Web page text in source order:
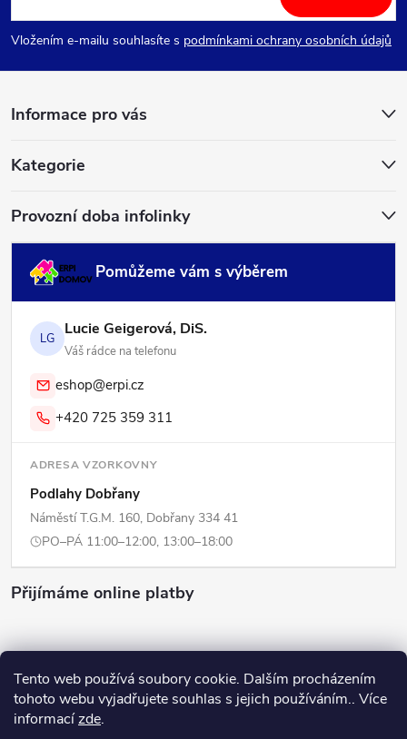
Tento web používá soubory cookie. Dalším procházením
tohoto webu vyjadřujete souhlas s jejich používáním.. Více
informacízde.
p
a
Vložením e-mailu souhlasíte s podmínkami ochrany osobních údajů
Informace pro vás
Kategorie
Provozní doba infolinky
Pomůžeme vám s výběrem
LG Lucie Geigerová, DiS.
Váš rádce na telefonu
eshop@erpi.cz
+420 725 359 311
ADRESA VZORKOVNY
Podlahy Dobřany
Náměstí T.G.M. 160, Dobřany 334 41
PO–PÁ 11:00–12:00, 13:00–18:00
Přijímáme online platby
Copyright 2026ERPI - Domov. Všechna práva vyhrazena.Upravit